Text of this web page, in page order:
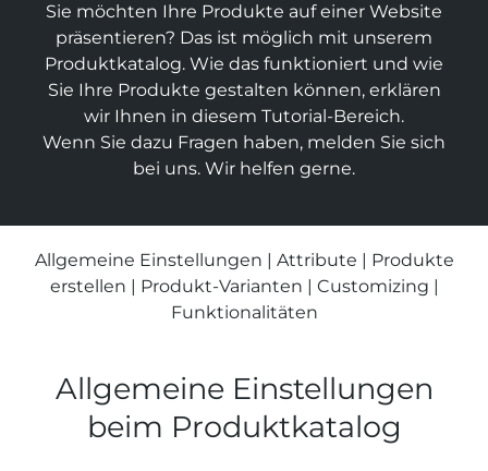
KI-Integration
Generative Engine Optimization (GEO)
Model Context Protocol (MCP)
Entwicklung & Systemanbindung
Skalierbare Datenbankarchitektur
Content-Management & Redaktion
Unique Content
Serverseitiges Tracking
E-Mail-Marketing-Automation
Mailservice
WordPress
REDX-Onlineshop
Magento
Rasch zum Onlineshop
Intelligente Suche
REDX Bewerbermanagement
Apps
Region Rohrbach
Alle Referenzen
Bewerbung
Dein Start bei uns
Studieren & Arbeiten bei XORTEX
Karriere-FAQs
100% made in Mühlviertel
Interessantes
Nachhaltigkeit
Green Hosting
Green Coding
Kontakt aufnehmen
Sie möchten Ihre Produkte auf einer Website
präsentieren? Das ist möglich mit unserem
Produkt­katalog. Wie das funktioniert und wie
Sie Ihre Produkte gestalten können, erklären
wir Ihnen in diesem Tutorial-Bereich.
Wenn Sie dazu Fragen haben, melden Sie sich
bei uns. Wir helfen gerne.
Allgemeine Einstellungen | Attribute | Produkte
erstellen | Produkt-Varianten | Customizing |
Funktionalitäten
Allgemeine Einstel­lungen
beim Produkt­katalog